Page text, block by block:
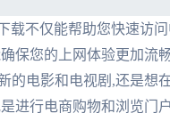
载不仅能帮助您快速访
保您的上网体验更加流
的电影和电视剧,还是想
进行电商购物和浏览门